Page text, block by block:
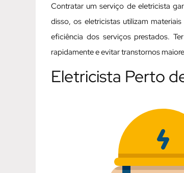
Contratar um serviço de eletricista
disso, os eletricistas utilizam
eficiência dos serviços prestados.
rapidamente e evitar transtornos
Eletricista Perto